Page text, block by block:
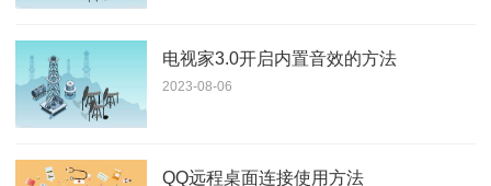
电视家3.0开启内置音效的方法
2023-08-06
QQ远程桌面连接使用方法